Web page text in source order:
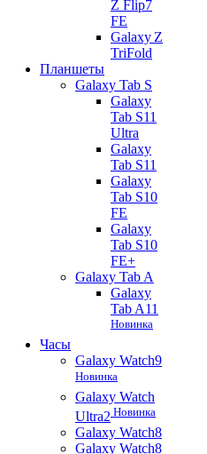
Z Flip7
FE
Galaxy Z
TriFold
Планшеты
Galaxy Tab S
Galaxy
Tab S11
Ultra
Galaxy
Tab S11
Galaxy
Tab S10
FE
Galaxy
Tab S10
FE+
Galaxy Tab A
Galaxy
Tab A11
Новинка
Часы
Galaxy Watch9
Новинка
Galaxy Watch
Ultra2 Новинка
Galaxy Watch8
Galaxy Watch8